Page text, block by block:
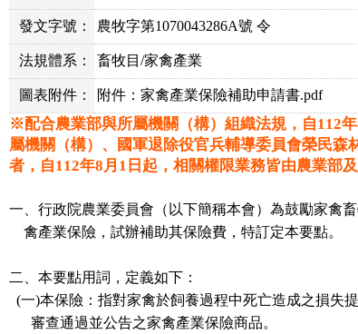
發文字號： 農牧字第1070043286A號 令
法規體系： 畜牧目/家禽產業
圖表附件： 附件：家禽產業保險補助申請書.pdf
※配合農業部與所屬機關（構）組織法規，自112
屬機關（構）、國軍退除役官兵輔導委員會榮民
者，自112年8月1日起，相關權限業務皆由農業部
一、行政院農業委員會（以下簡稱本會）為鼓勵家禽
禽產業保險，試辦補助其保險費，特訂定本要點。
二、本要點用詞，定義如下：
(一)本保險：指對家禽於飼養過程中死亡造成之損失
審查通過並公告之家禽產業保險商品。